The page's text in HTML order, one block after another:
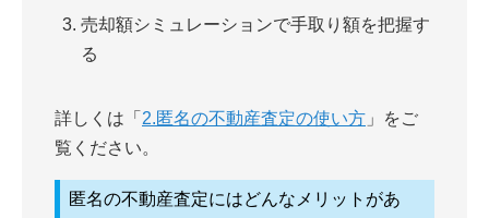
売却額シミュレーションで手取り額を把握す
る
詳しくは「 2.匿名の不動産査定の使い方 」をご
覧ください。
匿名の不動産査定にはどんなメリットがあ